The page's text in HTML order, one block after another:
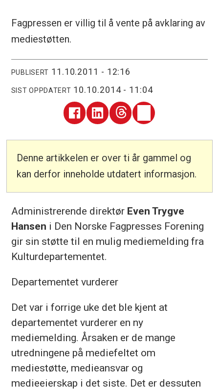
Fagpressen er villig til å vente på avklaring av
mediestøtten.
PUBLISERT 11.10.2011 - 12:16
SIST OPPDATERT 10.10.2014 - 11:04
Denne artikkelen er over ti år gammel og
kan derfor inneholde utdatert informasjon.
Administrerende direktør Even Trygve
Hansen i Den Norske Fagpresses Forening
gir sin støtte til en mulig mediemelding fra
Kulturdepartementet.
Departementet vurderer
Det var i forrige uke det ble kjent at
departementet vurderer en ny
mediemelding. Årsaken er de mange
utredningene på mediefeltet om
mediestøtte, medieansvar og
medieeierskap i det siste. Det er dessuten